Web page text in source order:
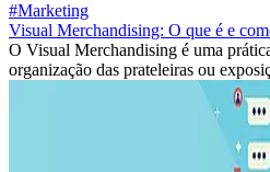
#Marketing
Visual Merchandising: O que é e
O Visual Merchandising é uma
organização das prateleiras ou